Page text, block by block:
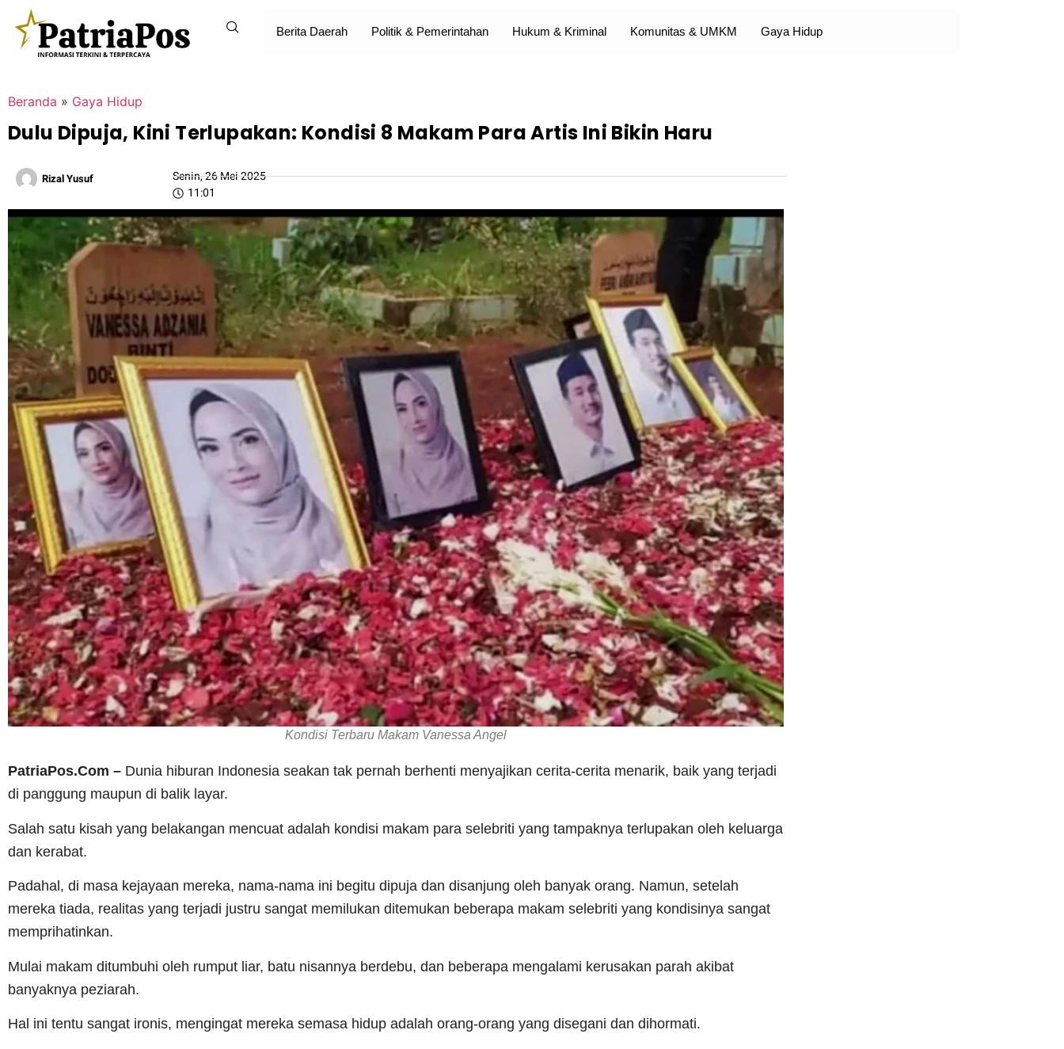
Berita Daerah Politik & Pemerintahan Hukum & Kriminal Komunitas & UMKM Gaya Hidup
Beranda » Gaya Hidup
Dulu Dipuja, Kini Terlupakan: Kondisi 8 Makam Para Artis Ini Bikin Haru
Rizal Yusuf
Senin, 26 Mei 2025
11:01
Kondisi Terbaru Makam Vanessa Angel
PatriaPos.Com – Dunia hiburan Indonesia seakan tak pernah berhenti menyajikan cerita-cerita menarik, baik yang terjadi
di panggung maupun di balik layar.
Salah satu kisah yang belakangan mencuat adalah kondisi makam para selebriti yang tampaknya terlupakan oleh keluarga
dan kerabat.
Padahal, di masa kejayaan mereka, nama-nama ini begitu dipuja dan disanjung oleh banyak orang. Namun, setelah
mereka tiada, realitas yang terjadi justru sangat memilukan ditemukan beberapa makam selebriti yang kondisinya sangat
memprihatinkan.
Mulai makam ditumbuhi oleh rumput liar, batu nisannya berdebu, dan beberapa mengalami kerusakan parah akibat
banyaknya peziarah.
Hal ini tentu sangat ironis, mengingat mereka semasa hidup adalah orang-orang yang disegani dan dihormati.